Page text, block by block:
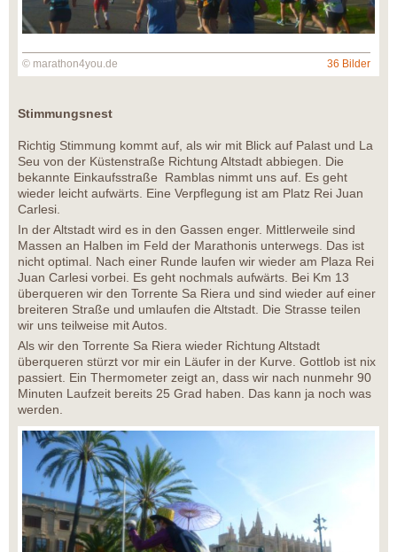
© marathon4you.de 36 Bilder
Stimmungsnest
Richtig Stimmung kommt auf, als wir mit Blick auf Palast und La
Seu von der Küstenstraße Richtung Altstadt abbiegen. Die
bekannte Einkaufsstraße Ramblas nimmt uns auf. Es geht
wieder leicht aufwärts. Eine Verpflegung ist am Platz Rei Juan
Carlesi.
In der Altstadt wird es in den Gassen enger. Mittlerweile sind
Massen an Halben im Feld der Marathonis unterwegs. Das ist
nicht optimal. Nach einer Runde laufen wir wieder am Plaza Rei
Juan Carlesi vorbei. Es geht nochmals aufwärts. Bei Km 13
überqueren wir den Torrente Sa Riera und sind wieder auf einer
breiteren Straße und umlaufen die Altstadt. Die Strasse teilen
wir uns teilweise mit Autos.
Als wir den Torrente Sa Riera wieder Richtung Altstadt
überqueren stürzt vor mir ein Läufer in der Kurve. Gottlob ist nix
passiert. Ein Thermometer zeigt an, dass wir nach nunmehr 90
Minuten Laufzeit bereits 25 Grad haben. Das kann ja noch was
werden.